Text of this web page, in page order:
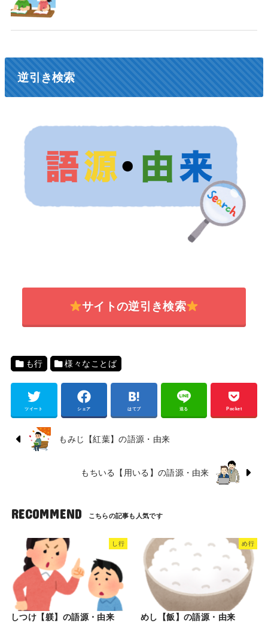
逆引き検索
サイトの逆引き検索
も行 様々なことば
ツイート シェア はてブ 送る Pocket
もみじ【紅葉】の語源・由来
もちいる【用いる】の語源・由来
RECOMMEND
し行
しつけ【躾】の語源・由来
め行
めし【飯】の語源・由来